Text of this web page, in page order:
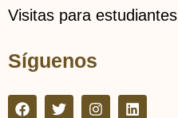
Visitas para estudiantes
Síguenos